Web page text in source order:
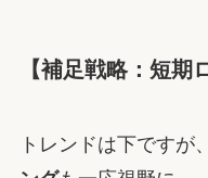
【補足戦略：短期
トレンドは下ですが、